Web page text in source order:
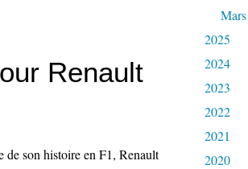
Renault
de son histoire en F1, Renault
Mars
2025
2024
2023
2022
2021
2020